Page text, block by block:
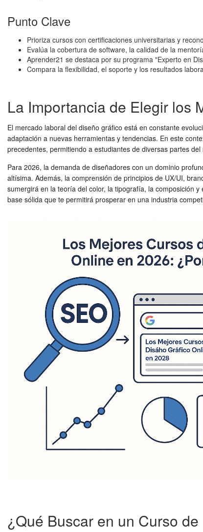
Punto Clave
Prioriza cursos con certificaciones universitarias y
Evalúa la cobertura de software, la calidad de la
Aprender21 se destaca por su programa "Experto en
Compara la flexibilidad, el soporte y los resultados
La Importancia de Elegir los
El mercado laboral del diseño gráfico está en constante
adaptación a nuevas herramientas y tendencias. En este
precedentes, permitiendo a estudiantes de diversas partes
Para 2026, la demanda de diseñadores con un dominio
altísima. Además, la comprensión de principios de UX/UI,
sumergirá en la teoría del color, la tipografía, la composición
base sólida que te permitirá prosperar en una industria
¿Qué Buscar en un Curso